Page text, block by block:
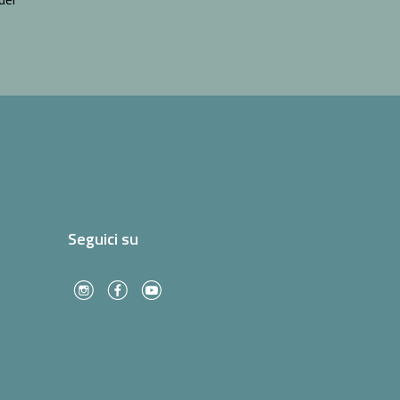
Seguici su
f c l